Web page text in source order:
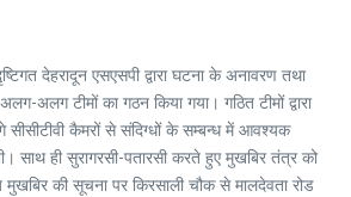
देहरादून एसएसपी द्वारा घटना के अनावरण तथा
अलग टीमों का गठन किया गया। गठित टीमों द्वारा
कैमरों से संदिग्धों के सम्बन्ध में आवश्यक
साथ ही सुरागरसी-पतारसी करते हुए मुखबिर तंत्र को
की सूचना पर किरसाली चौक से मालदेवता रोड